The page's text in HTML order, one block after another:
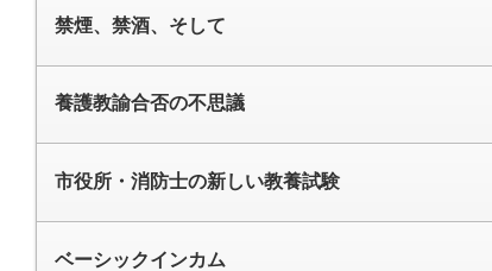
禁煙、禁酒、そして
養護教諭合否の不思議
市役所・消防士の新しい教養試験
ベーシックインカム